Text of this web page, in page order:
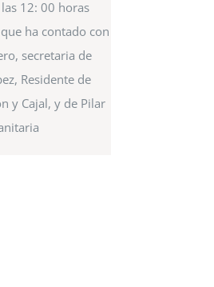
12: 00 horas
ha contado con
secretaria de
Residente de
y Cajal, y de Pilar